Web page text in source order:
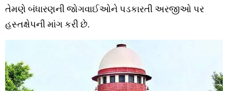
તેમણે બંધારણની જોગવાઈઓને પડકારતી અરજીઓ પર
હસ્તક્ષેપની માંગ કરી છે.